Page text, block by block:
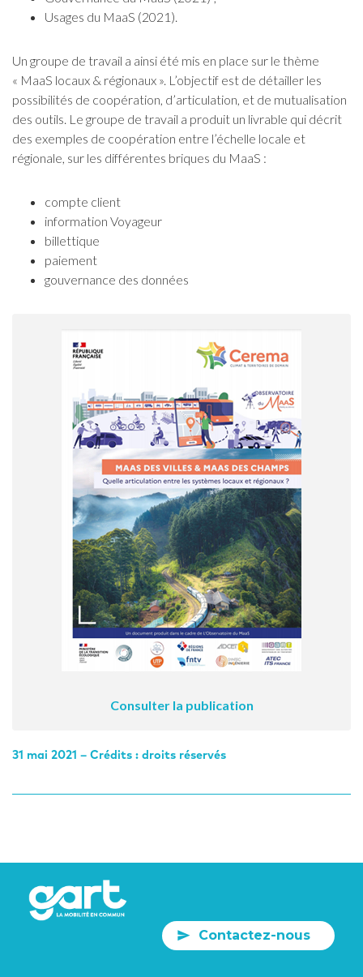
Usages du MaaS (2021).
Un groupe de travail a ainsi été mis en place sur le thème
« MaaS locaux & régionaux ». L’objectif est de détailler les
possibilités de coopération, d’articulation, et de mutualisation
des outils. Le groupe de travail a produit un livrable qui décrit
des exemples de coopération entre l’échelle locale et
régionale, sur les différentes briques du MaaS :
compte client
information Voyageur
billettique
paiement
gouvernance des données
Consulter la publication
31 mai 2021 – Crédits : droits réservés
Contactez-nous